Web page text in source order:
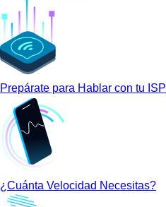
Prepárate para Hablar con tu ISP
¿Cuánta Velocidad Necesitas?